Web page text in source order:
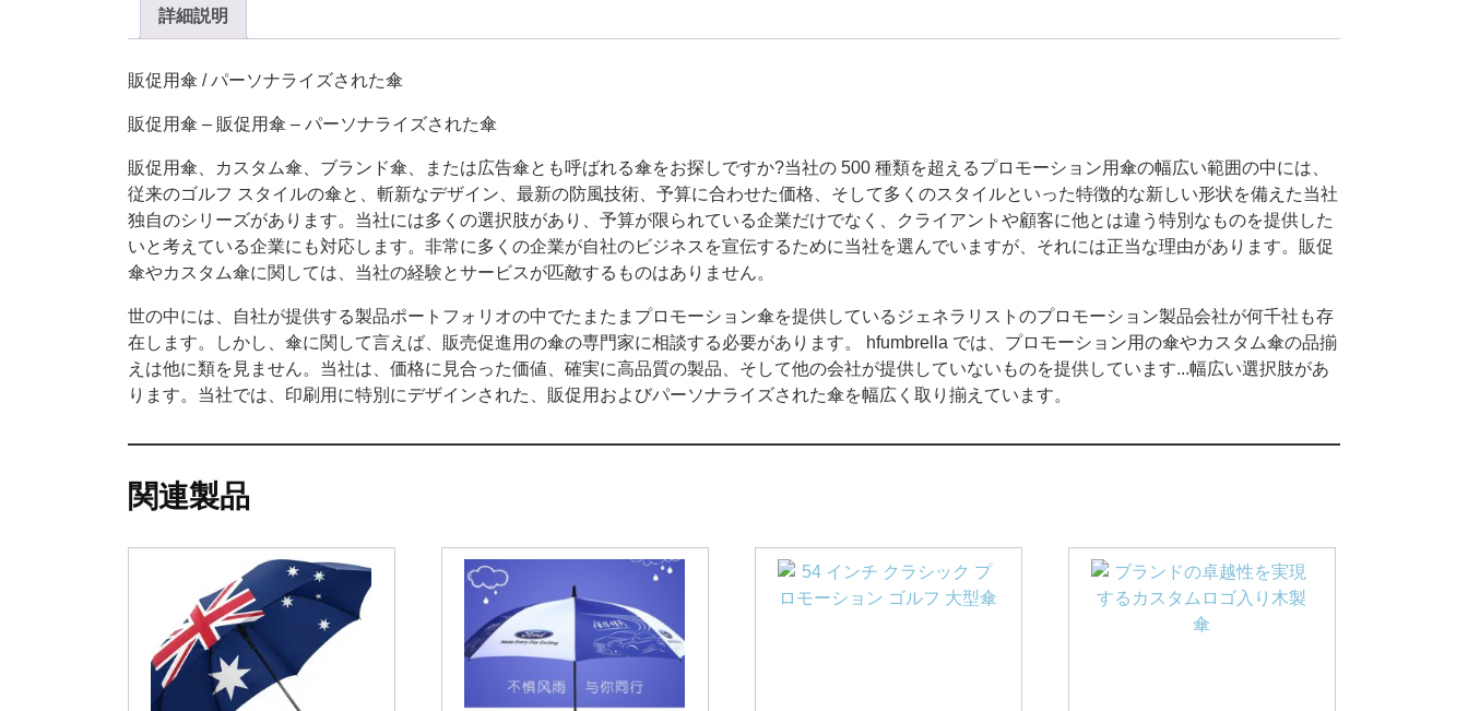
詳細説明
販促用傘 / パーソナライズされた傘
販促用傘 – 販促用傘 – パーソナライズされた傘
販促用傘、カスタム傘、ブランド傘、または広告傘とも呼ばれる傘をお探しですか?当社の 500 種類を超えるプロモーション用傘の幅広い範囲の中には、
従来のゴルフ スタイルの傘と、斬新なデザイン、最新の防風技術、予算に合わせた価格、そして多くのスタイルといった特徴的な新しい形状を備えた当社
独自のシリーズがあります。当社には多くの選択肢があり、予算が限られている企業だけでなく、クライアントや顧客に他とは違う特別なものを提供した
いと考えている企業にも対応します。非常に多くの企業が自社のビジネスを宣伝するために当社を選んでいますが、それには正当な理由があります。販促
傘やカスタム傘に関しては、当社の経験とサービスが匹敵するものはありません。
世の中には、自社が提供する製品ポートフォリオの中でたまたまプロモーション傘を提供しているジェネラリストのプロモーション製品会社が何千社も存
在します。しかし、傘に関して言えば、販売促進用の傘の専門家に相談する必要があります。 hfumbrella では、プロモーション用の傘やカスタム傘の品揃
えは他に類を見ません。当社は、価格に見合った価値、確実に高品質の製品、そして他の会社が提供していないものを提供しています...幅広い選択肢があ
ります。当社では、印刷用に特別にデザインされた、販促用およびパーソナライズされた傘を幅広く取り揃えています。
関連製品